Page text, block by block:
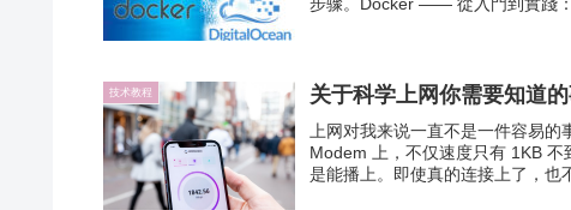
技术教程 关于科学上网你需要知道
上网对我来说一直不是一件容易
Modem 上，不仅速度只有 1KB
是能播上。即使真的连接上了，也